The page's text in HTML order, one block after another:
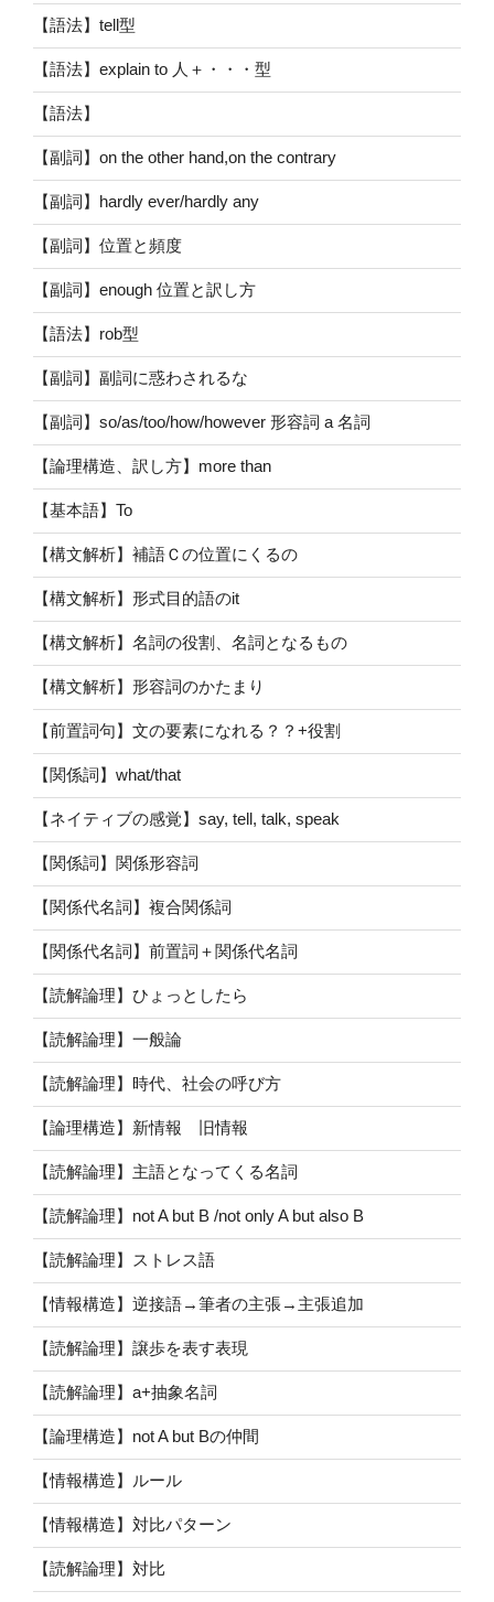
【語法】tell型
【語法】explain to 人＋・・・型
【語法】
【副詞】on the other hand,on the contrary
【副詞】hardly ever/hardly any
【副詞】位置と頻度
【副詞】enough 位置と訳し方
【語法】rob型
【副詞】副詞に惑わされるな
【副詞】so/as/too/how/however 形容詞 a 名詞
【論理構造、訳し方】more than
【基本語】To
【構文解析】補語Ｃの位置にくるの
【構文解析】形式目的語のit
【構文解析】名詞の役割、名詞となるもの
【構文解析】形容詞のかたまり
【前置詞句】文の要素になれる？？+役割
【関係詞】what/that
【ネイティブの感覚】say, tell, talk, speak
【関係詞】関係形容詞
【関係代名詞】複合関係詞
【関係代名詞】前置詞＋関係代名詞
【読解論理】ひょっとしたら
【読解論理】一般論
【読解論理】時代、社会の呼び方
【論理構造】新情報 旧情報
【読解論理】主語となってくる名詞
【読解論理】not A but B /not only A but also B
【読解論理】ストレス語
【情報構造】逆接語→筆者の主張→主張追加
【読解論理】譲歩を表す表現
【読解論理】a+抽象名詞
【論理構造】not A but Bの仲間
【情報構造】ルール
【情報構造】対比パターン
【読解論理】対比